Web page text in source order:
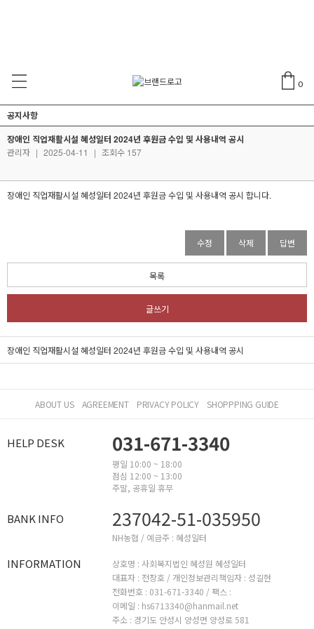
0
공지사항
장애인 직업재활시설 혜성일터 2024년 후원금 수입 및 사용내역 공시
관리자 | 2025-04-11 | 조회수 157
장애인 직업재활시설 혜성일터 2024년 후원금 수입 및 사용내역 공시 합니다.
수정 삭제 답변
목록
글쓰기
장애인 직업재활시설 혜성일터 2024년 후원금 수입 및 사용내역 공시
ABOUT US AGREEMENT PRIVACY POLICY SHOPPPING GUIDE
HELP DESK 031-671-3340
평일 10:00 ~ 18:00
점심 12:00 ~ 13:00
주말, 공휴일 휴무
BANK INFO 237042-51-035950
NH농협 / 예금주 : 혜성일터
INFORMATION
상호명 : 사회복지법인 혜성원 혜성일터
대표자 : 전창호 / 개인정보관리책임자 : 성길현
전화번호 : 031-671-3340 / 팩스 :
이메일 : hs6713340@hanmail.net
주소 : 경기도 안성시 양성면 양성로 581